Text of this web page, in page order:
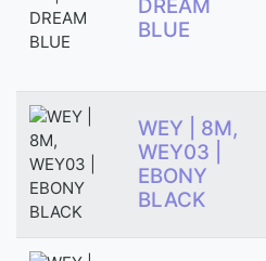
DREAM
BLUE
WEY | 8M,
WEY03 |
EBONY
BLACK